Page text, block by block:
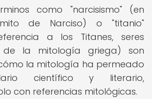
como "narcisismo" (en
de Narciso) o "titanio"
a los Titanes, seres
de la mitología griega) son
la mitología ha permeado
científico y literario,
con referencias mitológicas.